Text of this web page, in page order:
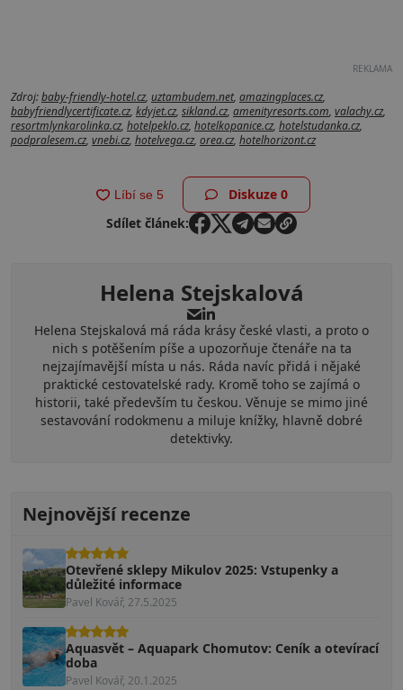
REKLAMA
Zdroj:baby-friendly-hotel.cz, uztambudem.net, amazingplaces.cz,
babyfriendlycertificate.cz, kdyjet.cz, sikland.cz, amenityresorts.com, valachy.cz,
resortmlynkarolinka.cz, hotelpeklo.cz, hotelkopanice.cz, hotelstudanka.cz,
podpralesem.cz, vnebi.cz, hotelvega.cz, orea.cz, hotelhorizont.cz
Diskuze0
Sdílet článek:
Helena Stejskalová
Helena Stejskalová má ráda krásy české vlasti, a proto o
nich s potěšením píše a upozorňuje čtenáře na ta
nejzajímavější místa u nás. Ráda navíc přidá i nějaké
praktické cestovatelské rady. Kromě toho se zajímá o
historii, také především tu českou. Věnuje se mimo jiné
sestavování rodokmenu a miluje knížky, hlavně dobré
detektivky.
Nejnovější recenze
Otevřené sklepy Mikulov 2025: Vstupenky a
důležité informace
Pavel Kovář, 27.5.2025
Aquasvět – Aquapark Chomutov: Ceník a otevírací
doba
Pavel Kovář, 20.1.2025